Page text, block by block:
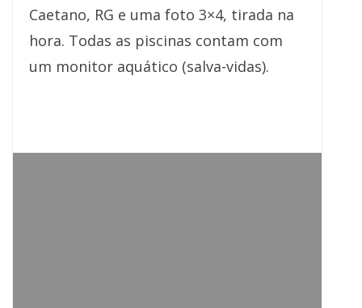
Caetano, RG e uma foto 3×4, tirada na
hora. Todas as piscinas contam com
um monitor aquático (salva-vidas).